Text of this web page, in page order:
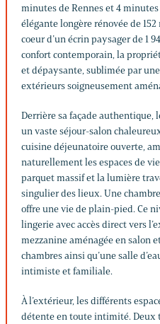
minutes de Rennes et 4
élégante longère rénovée de 152
coeur d’un écrin paysager de 1
confort contemporain, la
et dépaysante, sublimée par
extérieurs soigneusement
Derrière sa façade authentique,
un vaste séjour-salon
cuisine déjeunatoire ouverte,
naturellement les espaces de
parquet massif et la lumière
singulier des lieux. Une
offre une vie de plain-pied. Ce
lingerie avec accès direct vers
mezzanine aménagée en salon
chambres ainsi qu’une salle
intimiste et familiale.
À l’extérieur, les différents
détente en toute intimité. Deux